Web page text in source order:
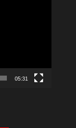
05:31